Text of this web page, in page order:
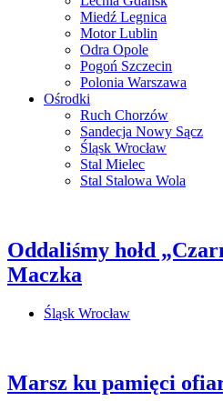
Miedź Legnica
Motor Lublin
Odra Opole
Pogoń Szczecin
Polonia Warszawa
Ośrodki
Ruch Chorzów
Sandecja Nowy Sącz
Śląsk Wrocław
Stal Mielec
Stal Stalowa Wola
Oddaliśmy hołd
Maczka
Śląsk Wrocław
Marsz ku pamięci